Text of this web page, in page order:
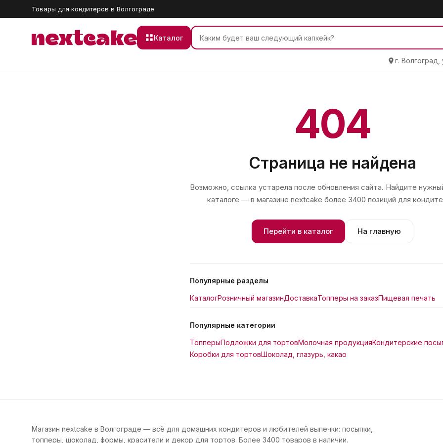
Товары для кондитеров в Волгограде
Каталог
г.
404
Страница не найдена
Возможно, ссылка устарела после обновления сайта. Найдите
каталоге — в магазине nextcake более 3400 позиций для
Перейти в каталог На главную
Популярные разделы
КаталогРозничный магазинДоставкаТопперы на заказПищевая печать
Популярные категории
ТопперыПодложки для тортовМолочная продукцияКондитерские
Коробки для тортовШоколад, глазурь, какао
Магазин nextcake в Волгограде — всё для домашних кондитеров и любителей выпечки: посыпки,
топперы, шоколад, формы, красители и декор для тортов. Более 3400 товаров в наличии.